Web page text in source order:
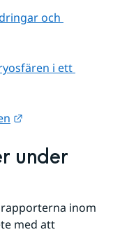
och
i ett
under
inom
med att